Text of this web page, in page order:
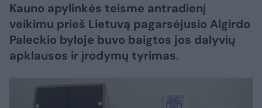
Kauno apylinkės teisme antradienį
veikimu prieš Lietuvą pagarsėjusio Algirdo
Paleckio byloje buvo baigtos jos dalyvių
apklausos ir įrodymų tyrimas.